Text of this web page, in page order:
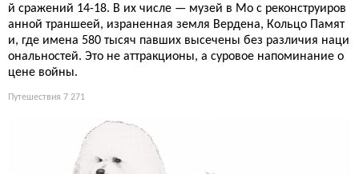
й сражений 14-18. В их числе — музей в Мо с реконструиров
анной траншеей, израненная земля Вердена, Кольцо Памят
и, где имена 580 тысяч павших высечены без различия наци
ональностей. Это не аттракционы, а суровое напоминание о
цене войны.
Путешествия 7 271